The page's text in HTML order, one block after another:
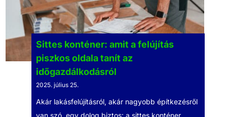
Sittes konténer: amit a felújítás
piszkos oldala tanít az
időgazdálkodásról
2025. július 25.
Akár lakásfelújításról, akár nagyobb építkezésről